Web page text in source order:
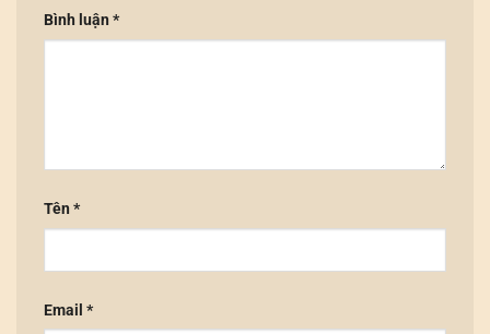
Bình luận *
Tên *
Email *